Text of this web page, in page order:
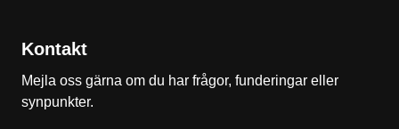
Kontakt
Mejla oss gärna om du har frågor, funderingar eller
synpunkter.